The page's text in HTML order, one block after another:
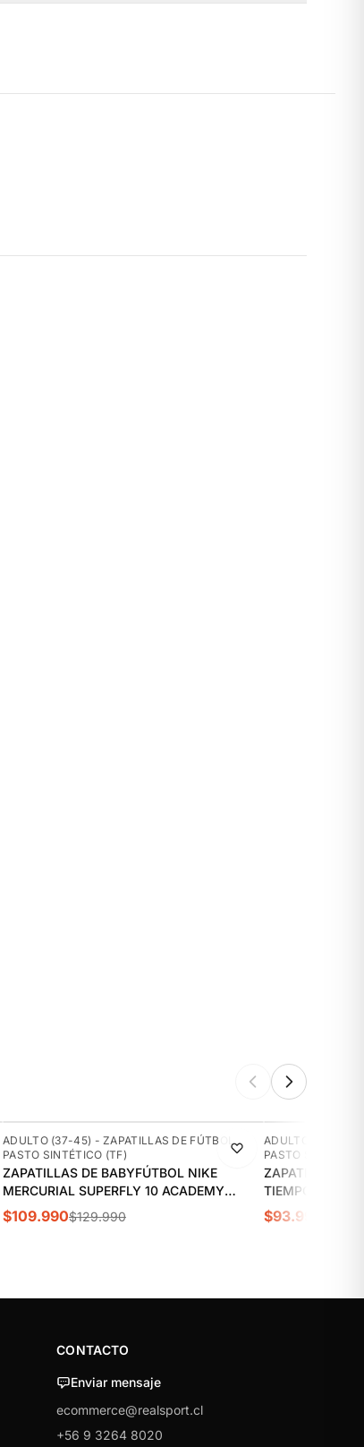
-15%
ADULTO (37-45) - ZAPATILLAS DE FÚTBOL
PASTO SINTÉTICO (TF)
ZAPATILLAS DE BABYFÚTBOL NIKE
MERCURIAL SUPERFLY 10 ACADEMY
"KYLIAN MBAPPE" TF ADULTO | FQ8333-
500
$109.990$129.990
-10%
ADULTO (37-45) -
PASTO
ZAPATILLAS DE
TIEMPO
| DV4342-601
$93.990
CONTACTO
Enviar mensaje
ecommerce@realsport.cl
+56 9 3264 8020